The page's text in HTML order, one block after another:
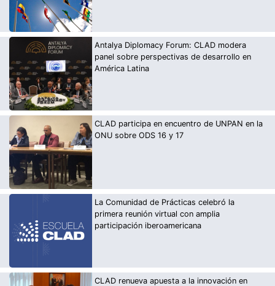
Antalya Diplomacy Forum: CLAD modera
panel sobre perspectivas de desarrollo en
América Latina
CLAD participa en encuentro de UNPAN en la
ONU sobre ODS 16 y 17
La Comunidad de Prácticas celebró la
primera reunión virtual con amplia
participación iberoamericana
CLAD renueva apuesta a la innovación en